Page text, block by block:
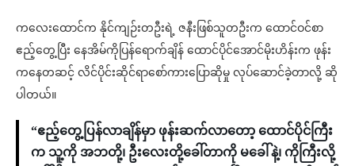
ကလေးထောင်က နိုင်ကျဉ်းတဦးရဲ့ ဇနီးဖြစ်သူတဦးက ထောင်ဝင်စာ
ဧည့်တွေ့ပြီး နေအိမ်ကိုပြန်ရောက်ချိန် ထောင်ပိုင်အောင်မိုးဟိန်းက ဖုန်း
ကနေတဆင့် လိင်ပိုင်းဆိုင်ရာစော်ကားပြောဆိုမှု လုပ်ဆောင်ခဲ့တာလို့ ဆို
ပါတယ်။
“ဧည့်တွေ့ပြန်လာချိန်မှာ ဖုန်းဆက်လာတော့ ထောင်ပိုင်ကြီး
က သူ့ကို အဘတို့၊ ဦးလေးတို့ခေါ်တာကို မခေါ်နဲ့၊ ကိုကြီးလို့